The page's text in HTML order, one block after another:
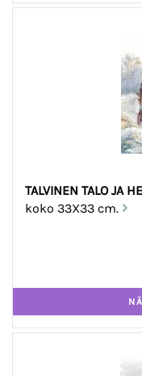
TALVINEN TALO JA
koko 33X33 cm.